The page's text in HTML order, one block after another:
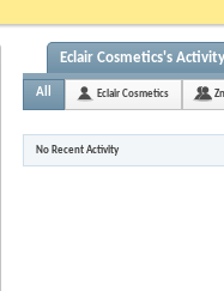
Eclair Cosmetics's Activity
All Eclair Cosmetics
No Recent Activity